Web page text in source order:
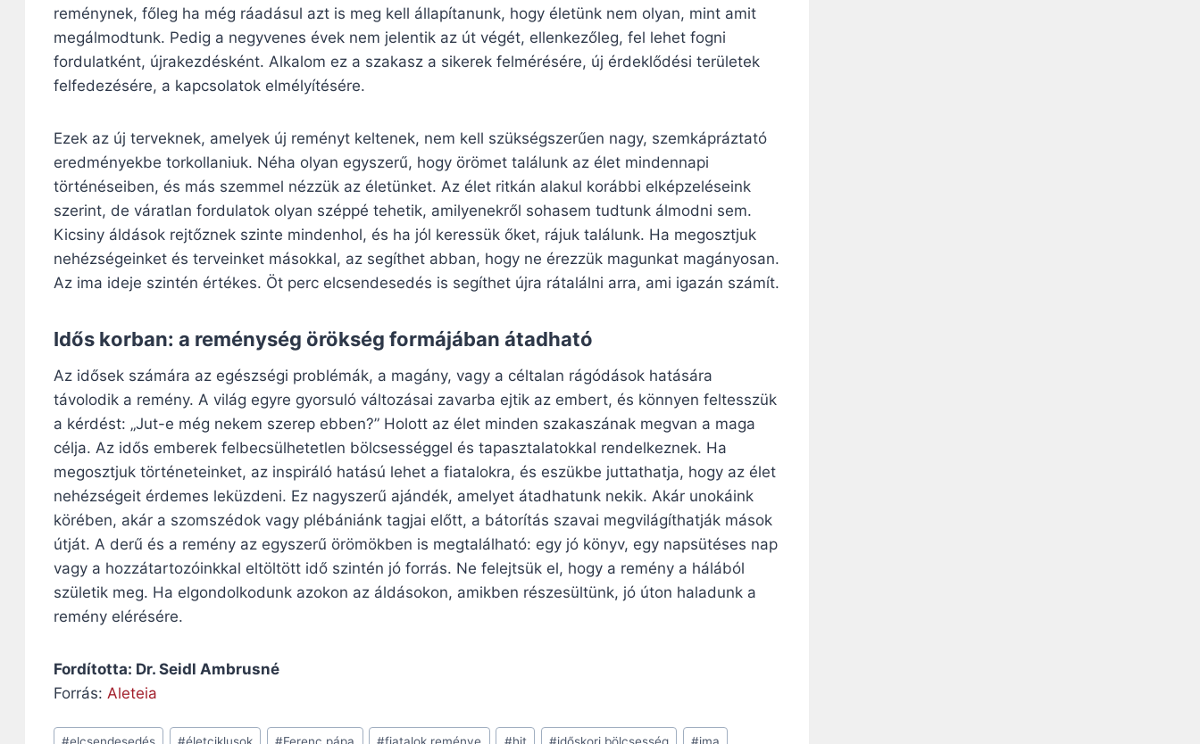
reménynek, főleg ha még ráadásul azt is meg kell állapítanunk, hogy életünk nem olyan, mint amit
megálmodtunk. Pedig a negyvenes évek nem jelentik az út végét, ellenkezőleg, fel lehet fogni
fordulatként, újrakezdésként. Alkalom ez a szakasz a sikerek felmérésére, új érdeklődési területek
felfedezésére, a kapcsolatok elmélyítésére.
Ezek az új terveknek, amelyek új reményt keltenek, nem kell szükségszerűen nagy, szemkápráztató
eredményekbe torkollaniuk. Néha olyan egyszerű, hogy örömet találunk az élet mindennapi
történéseiben, és más szemmel nézzük az életünket. Az élet ritkán alakul korábbi elképzeléseink
szerint, de váratlan fordulatok olyan széppé tehetik, amilyenekről sohasem tudtunk álmodni sem.
Kicsiny áldások rejtőznek szinte mindenhol, és ha jól keressük őket, rájuk találunk. Ha megosztjuk
nehézségeinket és terveinket másokkal, az segíthet abban, hogy ne érezzük magunkat magányosan.
Az ima ideje szintén értékes. Öt perc elcsendesedés is segíthet újra rátalálni arra, ami igazán számít.
Idős korban: a reménység örökség formájában átadható
Az idősek számára az egészségi problémák, a magány, vagy a céltalan rágódások hatására
távolodik a remény. A világ egyre gyorsuló változásai zavarba ejtik az embert, és könnyen feltesszük
a kérdést: „Jut-e még nekem szerep ebben?” Holott az élet minden szakaszának megvan a maga
célja. Az idős emberek felbecsülhetetlen bölcsességgel és tapasztalatokkal rendelkeznek. Ha
megosztjuk történeteinket, az inspiráló hatású lehet a fiatalokra, és eszükbe juttathatja, hogy az élet
nehézségeit érdemes leküzdeni. Ez nagyszerű ajándék, amelyet átadhatunk nekik. Akár unokáink
körében, akár a szomszédok vagy plébániánk tagjai előtt, a bátorítás szavai megvilágíthatják mások
útját. A derű és a remény az egyszerű örömökben is megtalálható: egy jó könyv, egy napsütéses nap
vagy a hozzátartozóinkkal eltöltött idő szintén jó forrás. Ne felejtsük el, hogy a remény a hálából
születik meg. Ha elgondolkodunk azokon az áldásokon, amikben részesültünk, jó úton haladunk a
remény elérésére.
Fordította: Dr. Seidl Ambrusné
Forrás: Aleteia
Post